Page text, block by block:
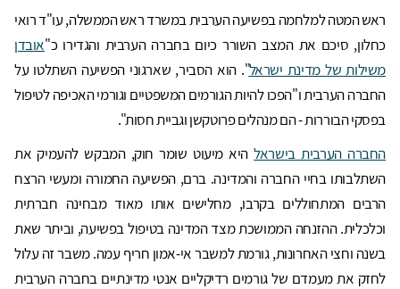
ראש המטה למלחמה בפשיעה הערבית במשרד ראש הממשלה, עו"ד רואי
כחלון, סיכם את המצב השורר כיום בחברה הערבית והגדירו כ"אובדן
משילות של מדינת ישראל". הוא הסביר, שארגוני הפשיעה השתלטו על
החברה הערבית ו"הפכו להיות הגורמים המשפטיים וגורמי האכיפה לטיפול
בפסקי הבוררות - הם מנהלים פרוטקשן וגביית חסות".
החברה הערבית בישראלהיא מיעוט שומר חוק, המבקש להעמיק את
השתלבותו בחיי החברה והמדינה. ברם, הפשיעה החמורה ומעשי הרצח
הרבים המתחוללים בקרבו, מחלישים אותו מאוד מבחינה חברתית
וכלכלית. ההזנחה הממושכת מצד המדינה בטיפול בפשיעה, וביתר שאת
בשנה וחצי האחרונות, גורמת למשבר אי-אמון חריף עמה. משבר זה עלול
לחזק את מעמדם של גורמים רדיקליים אנטי מדינתיים בחברה הערבית